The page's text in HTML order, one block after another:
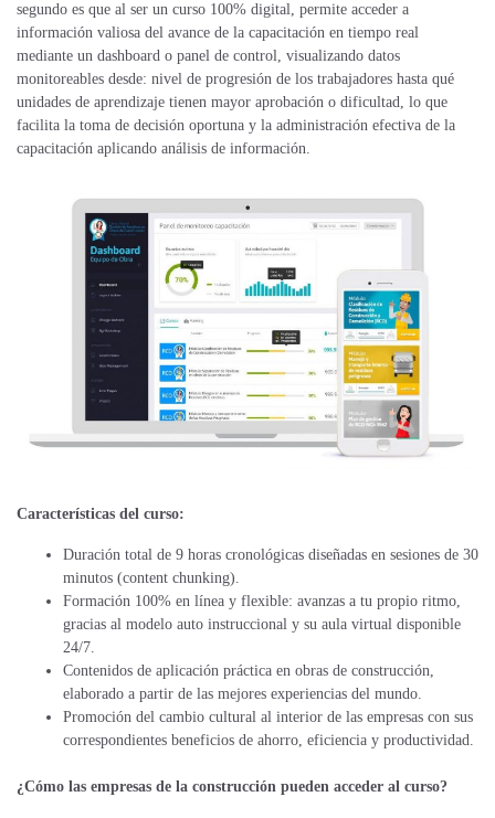
segundo es que al ser un curso 100% digital, permite acceder a
información valiosa del avance de la capacitación en tiempo real
mediante un dashboard o panel de control, visualizando datos
monitoreables desde: nivel de progresión de los trabajadores hasta qué
unidades de aprendizaje tienen mayor aprobación o dificultad, lo que
facilita la toma de decisión oportuna y la administración efectiva de la
capacitación aplicando análisis de información.
Características del curso:
Duración total de 9 horas cronológicas diseñadas en sesiones de 30
minutos (content chunking).
Formación 100% en línea y flexible: avanzas a tu propio ritmo,
gracias al modelo auto instruccional y su aula virtual disponible
24/7.
Contenidos de aplicación práctica en obras de construcción,
elaborado a partir de las mejores experiencias del mundo.
Promoción del cambio cultural al interior de las empresas con sus
correspondientes beneficios de ahorro, eficiencia y productividad.
¿Cómo las empresas de la construcción pueden acceder al curso?